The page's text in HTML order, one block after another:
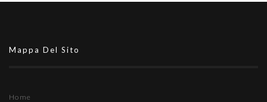
Mappa Del Sito
Home